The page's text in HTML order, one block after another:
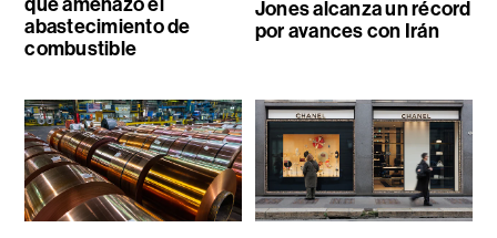
abastecimiento de
combustible
Jones alcanza un récord
por avances con Irán